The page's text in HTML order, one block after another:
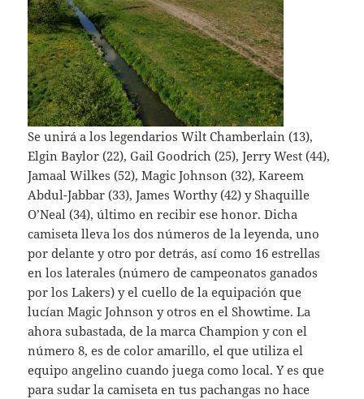
Se unirá a los legendarios Wilt Chamberlain (13),
Elgin Baylor (22), Gail Goodrich (25), Jerry West (44),
Jamaal Wilkes (52), Magic Johnson (32), Kareem
Abdul-Jabbar (33), James Worthy (42) y Shaquille
O’Neal (34), último en recibir ese honor. Dicha
camiseta lleva los dos números de la leyenda, uno
por delante y otro por detrás, así como 16 estrellas
en los laterales (número de campeonatos ganados
por los Lakers) y el cuello de la equipación que
lucían Magic Johnson y otros en el Showtime. La
ahora subastada, de la marca Champion y con el
número 8, es de color amarillo, el que utiliza el
equipo angelino cuando juega como local. Y es que
para sudar la camiseta en tus pachangas no hace